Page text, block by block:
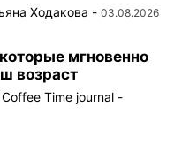
Ходакова - 03.08.2026
мгновенно
возраст
Coffee Time journal -